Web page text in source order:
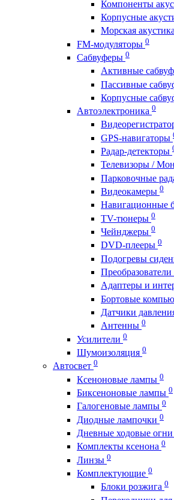
Компоненты
Корпусные
Морская акустика
FM-модуляторы 0
Сабвуферы 0
Активные
Пассивные
Корпусные
Автоэлектроника 0
GPS-навигаторы
Радар-детекторы
Телевизоры /
Парковочные
Видеокамеры 0
Навигационные
TV-тюнеры 0
Чейнджеры 0
DVD-плееры 0
Подогревы
Адаптеры и
Бортовые
Датчики
Антенны 0
Усилители 0
Шумоизоляция 0
Автосвет 0
Ксеноновые лампы 0
Биксеноновые лампы 0
Галогеновые лампы 0
Диодные лампочки 0
Дневные ходовые огни
Комплекты ксенона 0
Линзы 0
Комплектующие 0
Блоки розжига 0